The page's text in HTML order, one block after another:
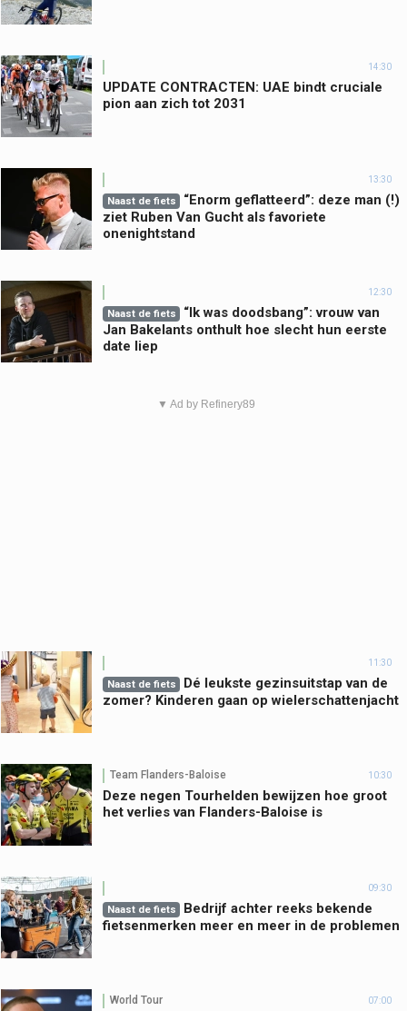
14:30
UPDATE CONTRACTEN: UAE bindt cruciale
pion aan zich tot 2031
13:30
Naast de fiets
“Enorm geflatteerd”: deze man (!)
ziet Ruben Van Gucht als favoriete
onenightstand
12:30
Naast de fiets
“Ik was doodsbang”: vrouw van
Jan Bakelants onthult hoe slecht hun eerste
date liep
▼ Ad by Refinery89
11:30
Naast de fiets
Dé leukste gezinsuitstap van de
zomer? Kinderen gaan op wielerschattenjacht
Team Flanders-Baloise 10:30
Deze negen Tourhelden bewijzen hoe groot
het verlies van Flanders-Baloise is
09:30
Naast de fiets
Bedrijf achter reeks bekende
fietsenmerken meer en meer in de problemen
World Tour 07:00